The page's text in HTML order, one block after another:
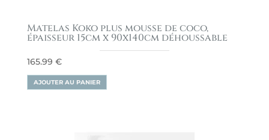
Matelas Koko plus mousse de coco,
épaisseur 15cm x 90x140cm déhoussable
165.99 €
AJOUTER AU PANIER